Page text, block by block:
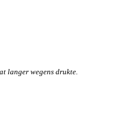
langer wegens drukte.